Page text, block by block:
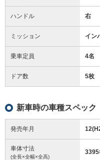
ハンドル 右
ミッション イン
乗車定員 4名
ドア数 5枚
新車時の車種スペック
発売年月
車体寸法
(全長×全幅×全高)
3395